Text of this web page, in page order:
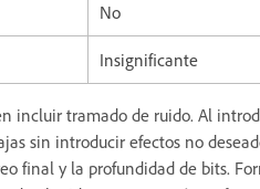
No
Insignificante
incluir tramado de ruido. Al
sin introducir efectos no
final y la profundidad de bits.